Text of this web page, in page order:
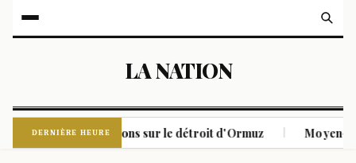
LA NATION
DERNIÈRE HEURE
ses conditions sur le détroit d'Ormuz | Moyen-